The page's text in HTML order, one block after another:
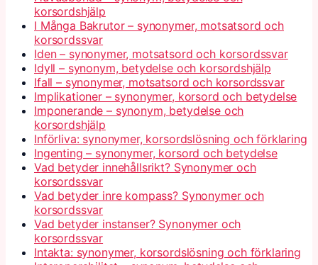
korsordshjälp
I Många Bakrutor – synonymer, motsatsord och
korsordssvar
Iden – synonymer, motsatsord och korsordssvar
Idyll – synonym, betydelse och korsordshjälp
Ifall – synonymer, motsatsord och korsordssvar
Implikationer – synonymer, korsord och betydelse
Imponerande – synonym, betydelse och
korsordshjälp
Införliva: synonymer, korsordslösning och förklaring
Ingenting – synonymer, korsord och betydelse
Vad betyder innehållsrikt? Synonymer och
korsordssvar
Vad betyder inre kompass? Synonymer och
korsordssvar
Vad betyder instanser? Synonymer och
korsordssvar
Intakta: synonymer, korsordslösning och förklaring